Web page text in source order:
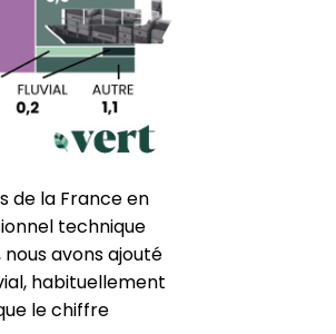
de la France en
technique
avons ajouté
habi­tuel­le­ment
le chiffre